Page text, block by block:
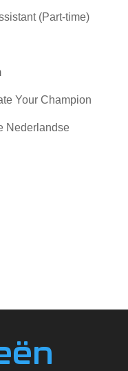
(Part-time)
Your Champion
Nederlandse